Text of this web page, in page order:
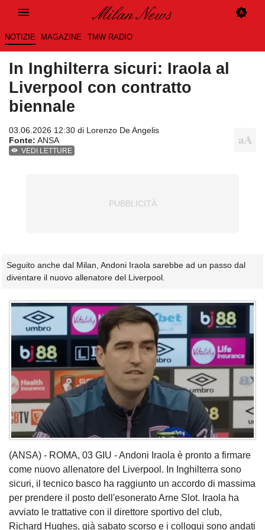
NOTIZIE MAGAZINE TMW RADIO
In Inghilterra sicuri: Iraola al
Liverpool con contratto
biennale
03.06.2026 12:30 di Lorenzo De Angelis
Fonte: ANSA
VEDI LETTURE
Seguito anche dal Milan, Andoni Iraola sarebbe ad un passo dal
diventare il nuovo allenatore del Liverpool.
(ANSA) - ROMA, 03 GIU - Andoni Iraola è pronto a firmare
come nuovo allenatore del Liverpool. In Inghilterra sono
sicuri, il tecnico basco ha raggiunto un accordo di massima
per prendere il posto dell'esonerato Arne Slot. Iraola ha
avviato le trattative con il direttore sportivo del club,
Richard Hughes, già sabato scorso e i colloqui sono andati